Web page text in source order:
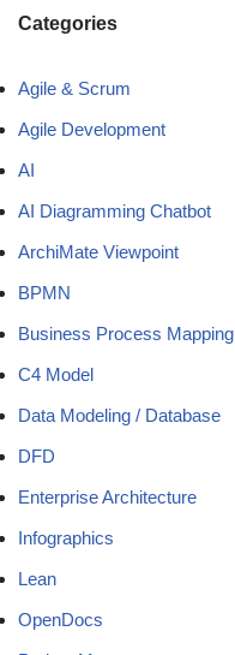
Categories
Agile & Scrum
Agile Development
AI
AI Diagramming Chatbot
ArchiMate Viewpoint
BPMN
Business Process Mapping
C4 Model
Data Modeling / Database
DFD
Enterprise Architecture
Infographics
Lean
OpenDocs